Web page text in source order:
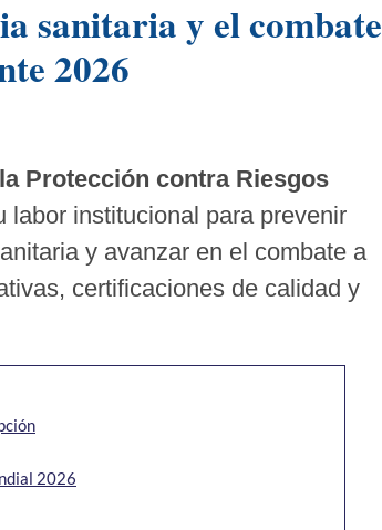
sanitaria y el combate
2026
Protección contra Riesgos
labor institucional para prevenir
y avanzar en el combate a
certificaciones de calidad y
2026